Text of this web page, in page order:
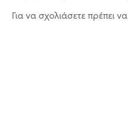
Για να σχολιάσετε πρέπει να